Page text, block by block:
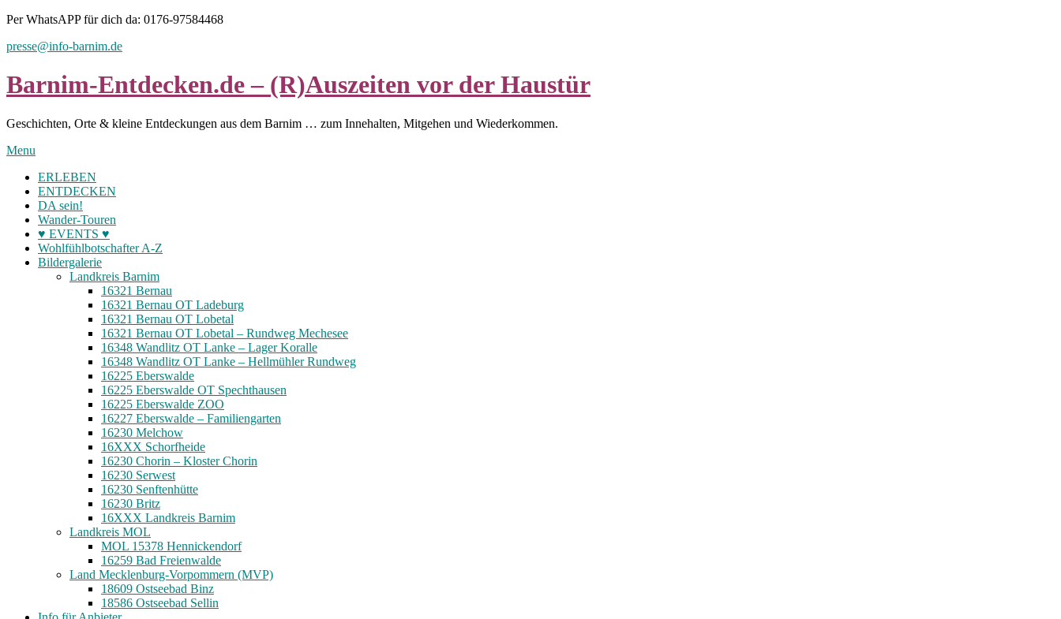
Skip
content
Per WhatsAPP für dich da: 0176-97584468
presse@info-barnim.de
Barnim-Entdecken.de – (R)Auszeiten vor der Haustür
Geschichten, Orte & kleine Entdeckungen aus dem Barnim … zum Innehalten, Mitgehen und Wiederkommen.
Menu
ERLEBEN
ENTDECKEN
DA sein!
Wander-Touren
♥ EVENTS ♥
Wohlfühlbotschafter A-Z
Bildergalerie
Landkreis Barnim
16321 Bernau
16321 Bernau OT Ladeburg
16321 Bernau OT Lobetal
16321 Bernau OT Lobetal – Rundweg Mechesee
16348 Wandlitz OT Lanke – Lager Koralle
16348 Wandlitz OT Lanke – Hellmühler Rundweg
16225 Eberswalde
16225 Eberswalde OT Spechthausen
16225 Eberswalde ZOO
16227 Eberswalde – Familiengarten
16230 Melchow
16XXX Schorfheide
16230 Chorin – Kloster Chorin
16230 Serwest
16230 Senftenhütte
16230 Britz
16XXX Landkreis Barnim
Landkreis MOL
MOL 15378 Hennickendorf
16259 Bad Freienwalde
Land Mecklenburg-Vorpommern (MVP)
18609 Ostseebad Binz
18586 Ostseebad Sellin